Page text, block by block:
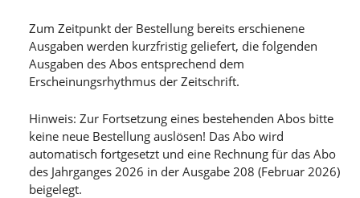
Zum Zeitpunkt der Bestellung bereits erschienene
Ausgaben werden kurzfristig geliefert, die folgenden
Ausgaben des Abos entsprechend dem
Erscheinungsrhythmus der Zeitschrift.
Hinweis: Zur Fortsetzung eines bestehenden Abos bitte
keine neue Bestellung auslösen! Das Abo wird
automatisch fortgesetzt und eine Rechnung für das Abo
des Jahrganges 2026 in der Ausgabe 208 (Februar 2026)
beigelegt.